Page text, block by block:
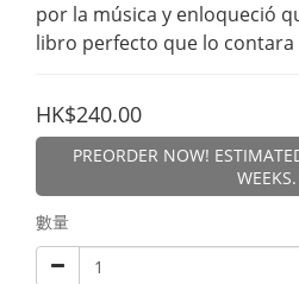
por la música y enloqueció
libro perfecto que lo contara
HK$240.00
PREORDER NOW!
WEEKS.
數量